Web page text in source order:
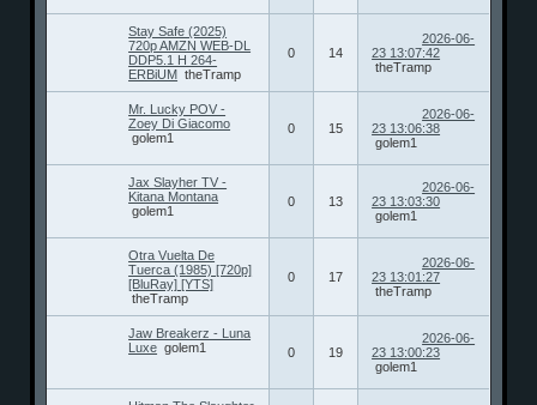
Stay Safe (2025)
720p AMZN WEB-DL
DDP5.1 H 264-
ERBiUM theTramp
0 14
2026-06-
23 13:07:42
theTramp
Mr. Lucky POV -
Zoey Di Giacomo
golem1
0 15
2026-06-
23 13:06:38
golem1
Jax Slayher TV -
Kitana Montana
golem1
0 13
2026-06-
23 13:03:30
golem1
Otra Vuelta De
Tuerca (1985) [720p]
[BluRay] [YTS]
theTramp
0 17
2026-06-
23 13:01:27
theTramp
Jaw Breakerz - Luna
Luxe golem1 0 19
2026-06-
23 13:00:23
golem1